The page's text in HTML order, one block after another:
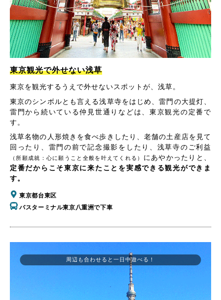
東京観光で外せない浅草
東京を観光するうえで外せないスポットが、浅草。
東京のシンボルとも言える浅草寺をはじめ、雷門の大提灯、
雷門から続いている仲見世通りなどは、東京観光の定番で
す。
浅草名物の人形焼きを食べ歩きしたり、老舗の土産店を見て
回ったり、雷門の前で記念撮影をしたり、浅草寺のご利益
（所願成就：心に願うこと全般を叶えてくれる）
にあやかったりと、
定番だからこそ東京に来たことを実感できる観光ができま
す。
東京都台東区
バスターミナル東京八重洲で下車
周辺も合わせると一日中遊べる！